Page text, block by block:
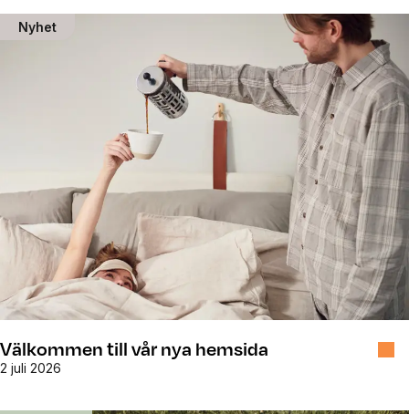
Senaste nyheterna
Nyhet
Välkommen till vår nya hemsida
2 juli 2026